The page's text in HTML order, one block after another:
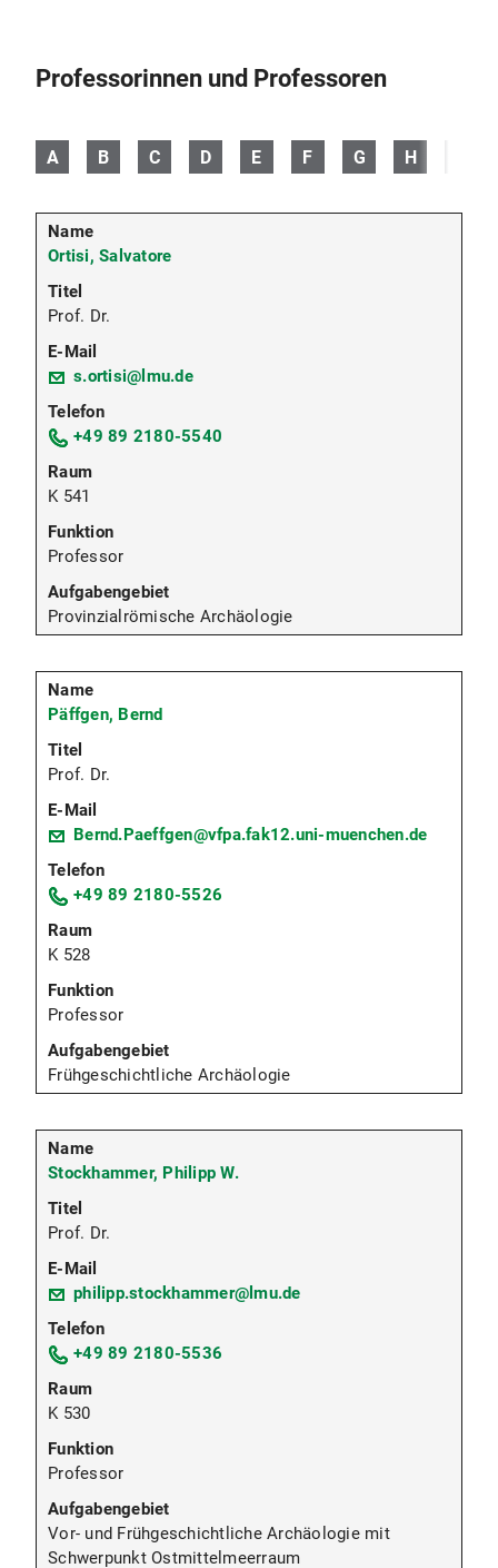
Professorinnen und Professoren
A B C D E F G H
Ortisi, Salvatore
Prof. Dr.
s.ortisi@lmu.de
+49 89 2180-5540
K 541
Professor
Provinzialrömische Archäologie
Päffgen, Bernd
Prof. Dr.
Bernd.Paeffgen@vfpa.fak12.uni-muenchen.de
+49 89 2180-5526
K 528
Professor
Frühgeschichtliche Archäologie
Stockhammer, Philipp W.
Prof. Dr.
philipp.stockhammer@lmu.de
+49 89 2180-5536
K 530
Professor
Vor- und Frühgeschichtliche Archäologie mit
Schwerpunkt Ostmittelmeerraum